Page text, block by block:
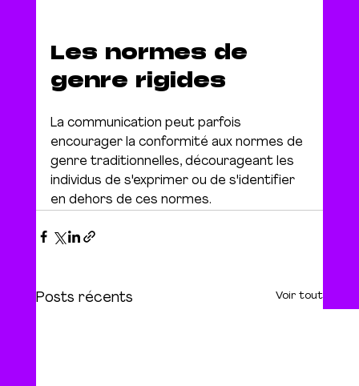
Les normes de
genre rigides
La communication peut parfois
encourager la conformité aux normes de
genre traditionnelles, décourageant les
individus de s'exprimer ou de s'identifier
en dehors de ces normes.
Posts récents Voir tout